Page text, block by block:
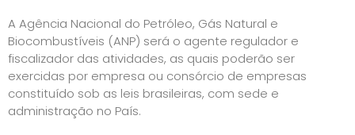
A Agência Nacional do Petróleo, Gás Natural e
Biocombustíveis (ANP) será o agente regulador e
fiscalizador das atividades, as quais poderão ser
exercidas por empresa ou consórcio de empresas
constituído sob as leis brasileiras, com sede e
administração no País.